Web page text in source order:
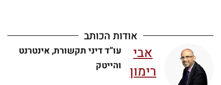
אודות הכותב
אבי
רימון
עו”ד דיני תקשורת, אינטרנט
והייטק